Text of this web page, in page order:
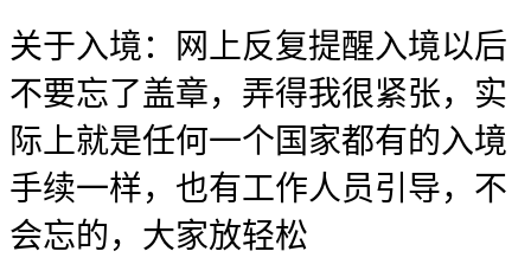
关于入境：网上反复提醒入境以后
不要忘了盖章，弄得我很紧张，实
际上就是任何一个国家都有的入境
手续一样，也有工作人员引导，不
会忘的，大家放轻松